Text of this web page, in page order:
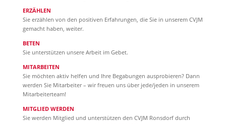
ERZÄHLEN
Sie erzählen von den positiven Erfahrungen, die Sie in unserem CVJM
gemacht haben, weiter.
BETEN
Sie unterstützen unsere Arbeit im Gebet.
MITARBEITEN
Sie möchten aktiv helfen und Ihre Begabungen ausprobieren? Dann
werden Sie Mitarbeiter – wir freuen uns über jede/jeden in unserem
Mitarbeiterteam!
MITGLIED WERDEN
Sie werden Mitglied und unterstützen den CVJM Ronsdorf durch